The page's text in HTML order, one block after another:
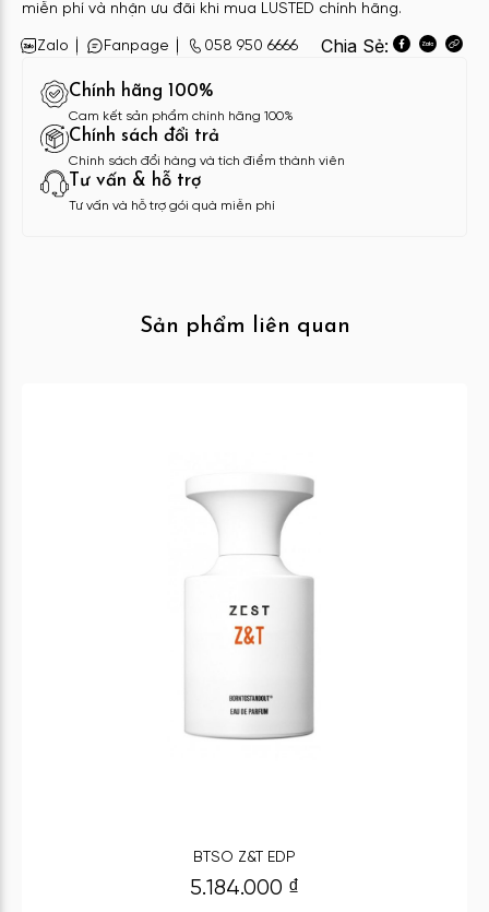
miễn phí và nhận ưu đãi khi mua LUSTED chính hãng.
Zalo Fanpage 058 950 6666 Chia Sẻ:
Chính hãng 100%
Cam kết sản phẩm chính hãng 100%
Chính sách đổi trả
Chính sách đổi hàng và tích điểm thành viên
Tư vấn & hỗ trợ
Tư vấn và hỗ trợ gói quà miễn phí
Sản phẩm liên quan
BTSO Z&T EDP
5.184.000 ₫